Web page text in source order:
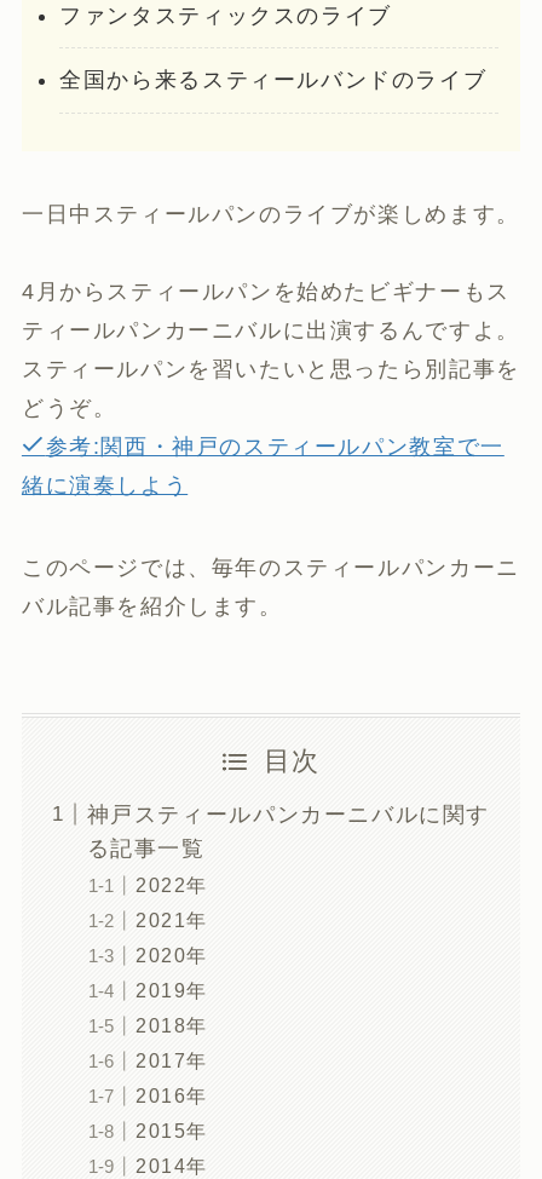
ファンタスティックスのライブ
全国から来るスティールバンドのライブ
一日中スティールパンのライブが楽しめます。
4月からスティールパンを始めたビギナーもス
ティールパンカーニバルに出演するんですよ。
スティールパンを習いたいと思ったら別記事を
どうぞ。
参考:関西・神戸のスティールパン教室で一
緒に演奏しよう
このページでは、毎年のスティールパンカーニ
バル記事を紹介します。
目次
神戸スティールパンカーニバルに関す
る記事一覧
2022年
2021年
2020年
2019年
2018年
2017年
2016年
2015年
2014年